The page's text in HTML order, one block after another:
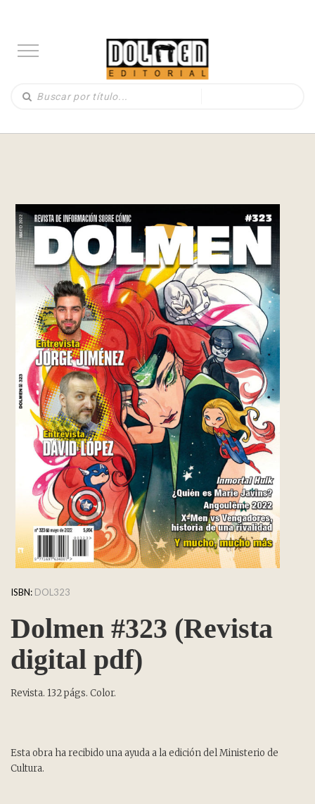
ISBN: DOL323
Dolmen #323 (Revista
digital pdf)
Revista. 132 págs. Color.
Esta obra ha recibido una ayuda a la edición del Ministerio de
Cultura.